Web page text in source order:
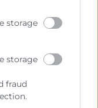
storage
storage
fraud